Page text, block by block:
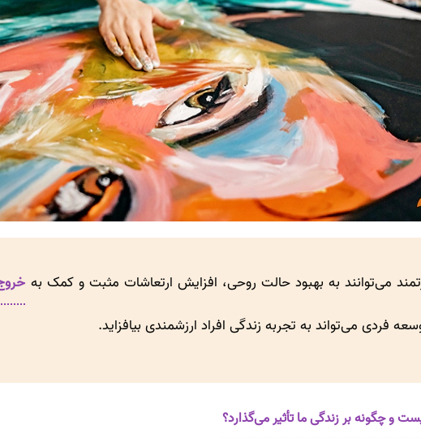
می‌توانند به بهبود حالت روحی، افزایش ارتعاشات مثبت و کمک به
فردی می‌تواند به تجربه زندگی افراد ارزشمندی بیافزاید.
و چگونه بر زندگی ما تأثیر می‌گذارد؟